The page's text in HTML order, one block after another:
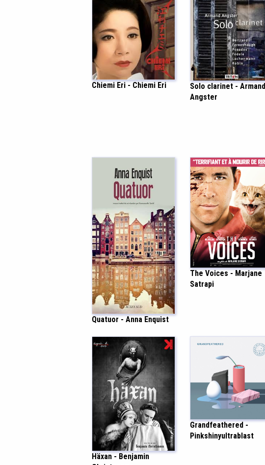
Chiemi Eri - Chiemi Eri
Solo clarinet - Armand
Angster
Quatuor - Anna Enquist
The Voices - Marjane
Satrapi
Häxan - Benjamin
Grandfeathered -
Pinkshinyultrablast